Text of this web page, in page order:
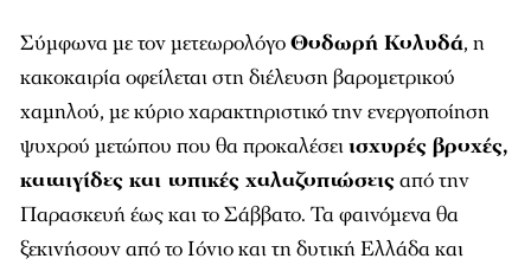
Σύμφωνα με τον μετεωρολόγοΘοδωρή Κολυδά, η
κακοκαιρία οφείλεται στη διέλευση βαρομετρικού
χαμηλού, με κύριο χαρακτηριστικό την ενεργοποίηση
ψυχρού μετώπου που θα προκαλέσειισχυρές βροχές,
καταιγίδες και τοπικές χαλαζοπτώσειςαπό την
Παρασκευή έως και το Σάββατο. Τα φαινόμενα θα
ξεκινήσουν από το Ιόνιο και τη δυτική Ελλάδα και